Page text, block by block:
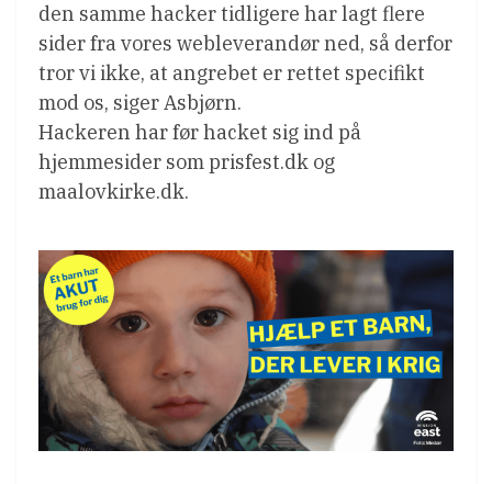
den samme hacker tidligere har lagt flere
sider fra vores webleverandør ned, så derfor
tror vi ikke, at angrebet er rettet specifikt
mod os, siger Asbjørn.
Hackeren har før hacket sig ind på
hjemmesider som prisfest.dk og
maalovkirke.dk.